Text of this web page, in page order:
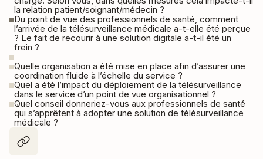
la relation patient/soignant/médecin ?
Du point de vue des professionnels de santé, comment
l’arrivée de la télésurveillance médicale a-t-elle été perçue
? Le fait de recourir à une solution digitale a-t-il été un
frein ?
Quelle organisation a été mise en place afin d’assurer une
coordination fluide à l’échelle du service ?
Quel a été l’impact du déploiement de la télésurveillance
dans le service d’un point de vue organisationnel ?
Quel conseil donneriez-vous aux professionnels de santé
qui s’apprêtent à adopter une solution de télésurveillance
médicale ?